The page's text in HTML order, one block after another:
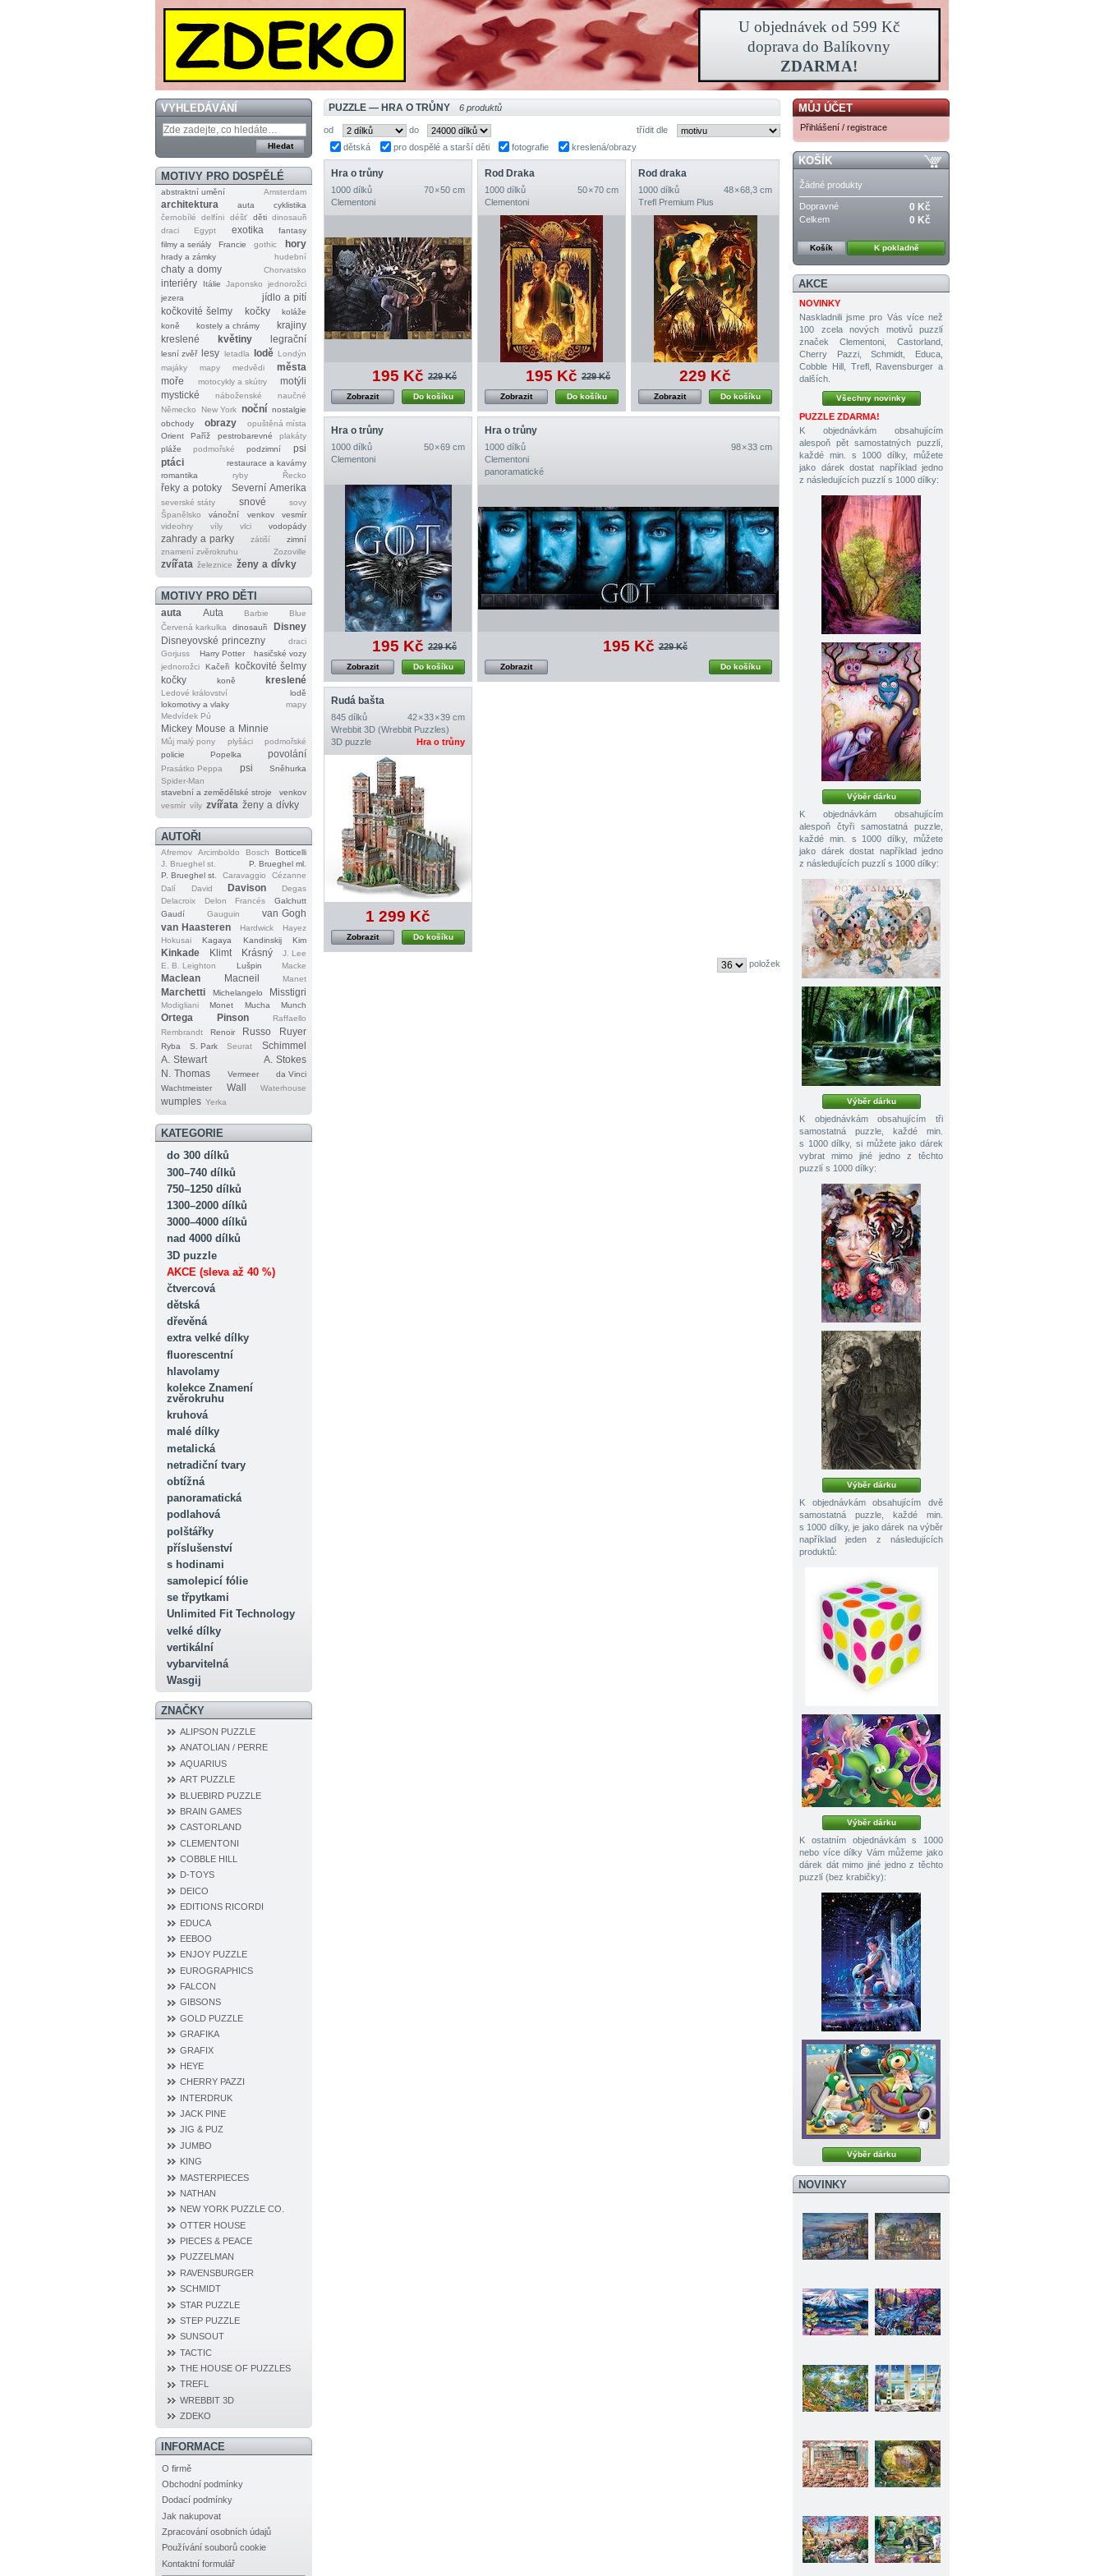
VYHLEDÁVÁNÍ
MOTIVY PRO DOSPĚLÉ
abstraktní umění Amsterdam
architektura auta
cyklistika
černobílé
delfíni déšť děti dinosauři
draci
Egypt exotika
fantasy
filmy a seriály
Francie gothic hory
hrady a zámky hudební
chaty a domy Chorvatsko
interiéry Itálie Japonsko
jednorožci
jezera
jídlo a pití
kočkovité šelmy
kočky
koláže
koně
kostely a chrámy
krajiny
kreslené
květiny legrační
lesní zvěř lesy letadla lodě Londýn
majáky
mapy medvědi
města
moře
motocykly a skútry
motýli
mystické
náboženské
naučné
Německo
New York noční nostalgie
obchody
obrazy
opuštěná místa
Orient
Paříž pestrobarevné
plakáty
pláže
podmořské podzimní
psi
ptáci
restaurace a kavárny
romantika
ryby Řecko
řeky a potoky Severní Amerika
severské státy snové
sovy
Španělsko
vánoční venkov
vesmír
videohry
víly vlci vodopády
zahrady a parky zátiší
zimní
znamení zvěrokruhu
Zozoville
zvířata železnice ženy a dívky
MOTIVY PRO DĚTI
auta Auta Barbie
Blue
Červená karkulka
dinosauři
Disney
Disneyovské princezny
draci
Gorjuss
Harry Potter
hasičské vozy
jednorožci
Kačeři
kočkovité šelmy
kočky
koně kreslené
Ledové království
lodě
lokomotivy a vlaky
mapy
Medvídek Pú
Mickey Mouse a Minnie
Můj malý pony plyšáci
podmořské
policie
Popelka povolání
Prasátko Peppa psi
Sněhurka
Spider‐Man
stavební a zemědělské stroje
venkov
vesmír víly zvířata ženy a dívky
AUTOŘI
Afremov Arcimboldo Bosch
Botticelli
J. Brueghel st.
P. Brueghel ml.
P. Brueghel st.
Caravaggio
Cézanne
Dalí
David Davison
Degas
Delacroix
Delon Francés
Galchutt
Gaudí
Gauguin
van Gogh
van Haasteren
Hardwick
Hayez
Hokusai
Kagaya Kandinskij Kim
Kinkade Klimt Krásný
J. Lee
E. B. Leighton
Lušpin Macke
Maclean Macneil Manet
Marchetti Michelangelo Misstigri
Modigliani Monet Mucha Munch
Ortega Pinson
Raffaello
Rembrandt
Renoir Russo Ruyer
Ryba S. Park Seurat
Schimmel
A. Stewart
A. Stokes
N. Thomas
Vermeer
da Vinci
Wachtmeister
Wall Waterhouse
wumples Yerka
KATEGORIE
do 300 dílků
300–740 dílků
750–1250 dílků
1300–2000 dílků
3000–4000 dílků
nad 4000 dílků
3D puzzle
AKCE (sleva až 40 %)
čtvercová
dětská
dřevěná
extra velké dílky
fluorescentní
hlavolamy
kolekce Znamení
zvěrokruhu
kruhová
malé dílky
metalická
netradiční tvary
obtížná
panoramatická
podlahová
polštářky
příslušenství
s hodinami
samolepicí fólie
se třpytkami
Unlimited Fit Technology
velké dílky
vertikální
vybarvitelná
Wasgij
ZNAČKY
ALIPSON PUZZLE
ANATOLIAN / PERRE
AQUARIUS
ART PUZZLE
BLUEBIRD PUZZLE
BRAIN GAMES
CASTORLAND
CLEMENTONI
COBBLE HILL
D‐TOYS
DEICO
EDITIONS RICORDI
EDUCA
EEBOO
ENJOY PUZZLE
EUROGRAPHICS
FALCON
GIBSONS
GOLD PUZZLE
GRAFIKA
GRAFIX
HEYE
CHERRY PAZZI
INTERDRUK
JACK PINE
JIG & PUZ
JUMBO
KING
MASTERPIECES
NATHAN
NEW YORK PUZZLE CO.
OTTER HOUSE
PIECES & PEACE
PUZZELMAN
RAVENSBURGER
SCHMIDT
STAR PUZZLE
STEP PUZZLE
SUNSOUT
TACTIC
THE HOUSE OF PUZZLES
TREFL
WREBBIT 3D
ZDEKO
INFORMACE
O firmě
Obchodní podmínky
Dodací podmínky
Jak nakupovat
Zpracování osobních údajů
Používání souborů cookie
Kontaktní formulář
PUZZLE — HRA O TRŮNY 6 produktů
od do
třídit dle
dětská
pro dospělé a starší děti fotografie kreslená/obrazy
Hra o trůny
1000 dílků
70 × 50 cm
Clementoni
195 Kč 229 Kč
Do košíku
Zobrazit
Rod Draka
1000 dílků
50 × 70 cm
Clementoni
195 Kč 229 Kč
Do košíku
Zobrazit
Rod draka
1000 dílků
48 × 68,3 cm
Trefl Premium Plus
229 Kč
Do košíku
Zobrazit
Hra o trůny
1000 dílků
50 × 69 cm
Clementoni
195 Kč 229 Kč
Do košíku
Zobrazit
Hra o trůny
1000 dílků
98 × 33 cm
Clementoni
panoramatické
195 Kč 229 Kč
Do košíku
Zobrazit
Rudá bašta
845 dílků
42 × 33 × 39 cm
Wrebbit 3D (Wrebbit Puzzles)
3D puzzle
Hra o trůny
1 299 Kč
Do košíku
Zobrazit
položek
MŮJ ÚČET
Přihlášení / registrace
KOŠÍK
Žádné produkty
Dopravné 0 Kč
Celkem 0 Kč
Košík K pokladně
AKCE
NOVINKY
Naskladnili jsme pro Vás více než
100 zcela nových motivů puzzlí
značek Clementoni, Castorland,
Cherry Pazzi, Schmidt, Educa,
Cobble Hill, Trefl, Ravensburger a
dalších.
Všechny novinky
PUZZLE ZDARMA!
K objednávkám obsahujícím
alespoň pět samostatných puzzlí,
každé min. s 1000 dílky, můžete
jako dárek dostat například jedno
z následujících puzzlí s 1000 dílky:
Výběr dárku
K objednávkám obsahujícím
alespoň čtyři samostatná puzzle,
každé min. s 1000 dílky, můžete
jako dárek dostat například jedno
z následujících puzzlí s 1000 dílky:
Výběr dárku
K objednávkám obsahujícím tři
samostatná puzzle, každé min.
s 1000 dílky, si můžete jako dárek
vybrat mimo jiné jedno z těchto
puzzlí s 1000 dílky:
Výběr dárku
K objednávkám obsahujícím dvě
samostatná puzzle, každé min.
s 1000 dílky, je jako dárek na výběr
například jeden z následujících
produktů:
Výběr dárku
K ostatním objednávkám s 1000
nebo více dílky Vám můžeme jako
dárek dát mimo jiné jedno z těchto
puzzlí (bez krabičky):
Výběr dárku
NOVINKY